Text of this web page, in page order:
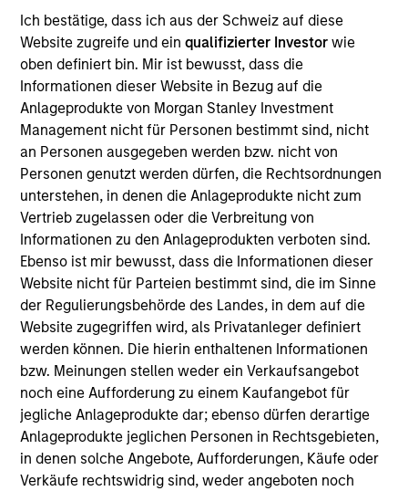
Ich bestätige, dass ich aus der Schweiz auf diese
Website zugreife und ein qualifizierter Investor wie
oben definiert bin. Mir ist bewusst, dass die
Informationen dieser Website in Bezug auf die
Anlageprodukte von Morgan Stanley Investment
Management nicht für Personen bestimmt sind, nicht
an Personen ausgegeben werden bzw. nicht von
Personen genutzt werden dürfen, die Rechtsordnungen
unterstehen, in denen die Anlageprodukte nicht zum
Vertrieb zugelassen oder die Verbreitung von
Informationen zu den Anlageprodukten verboten sind.
Ebenso ist mir bewusst, dass die Informationen dieser
Website nicht für Parteien bestimmt sind, die im Sinne
der Regulierungsbehörde des Landes, in dem auf die
Website zugegriffen wird, als Privatanleger definiert
werden können. Die hierin enthaltenen Informationen
bzw. Meinungen stellen weder ein Verkaufsangebot
noch eine Aufforderung zu einem Kaufangebot für
jegliche Anlageprodukte dar; ebenso dürfen derartige
Anlageprodukte jeglichen Personen in Rechtsgebieten,
in denen solche Angebote, Aufforderungen, Käufe oder
Verkäufe rechtswidrig sind, weder angeboten noch
Investment Team
Morgan Stanley Expansion Capital
As of July 25, 2025. The above is provided for informational
and educational purposes only. There is no guarantee that
the investment mentioned resulted in positive performance
(for realized holdings), or will perform well in the future (for
current holdings). The trademarks and service marks above
are the property of their respective owners. The information
on this website has not been authorized, sponsored, or
otherwise approved by such owners. By clicking on any
links shown here, you agree that you are navigating to a
third party site. We are providing these hyperlinks to you
only as a convenience and the inclusion of any hyperlink is
not and does not imply any endorsement, approval,
investigation, verification or monitoring by us of any
information contained in any hyperlinked site. In no event
shall we be responsible for the information contained on
the site or your use of such site.